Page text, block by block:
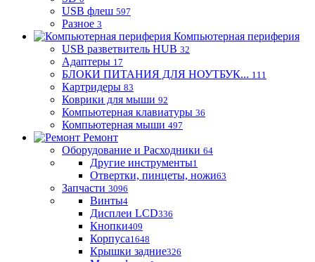
USB флеш 597
Разное 3
Компьютерная периферия
USB разветвитель HUB 32
Адаптеры 17
БЛОКИ ПИТАНИЯ ДЛЯ НОУТБУК... 111
Картридеры 83
Коврики для мыши 92
Компьютерная клавиатуры 36
Компьютерная мыши 497
Ремонт
Оборудование и Расходники 64
Другие инструменты1
Отвертки, пинцеты, ножи63
Запчасти 3096
Винты4
Дисплеи LCD336
Кнопки409
Корпуса1648
Крышки задние326